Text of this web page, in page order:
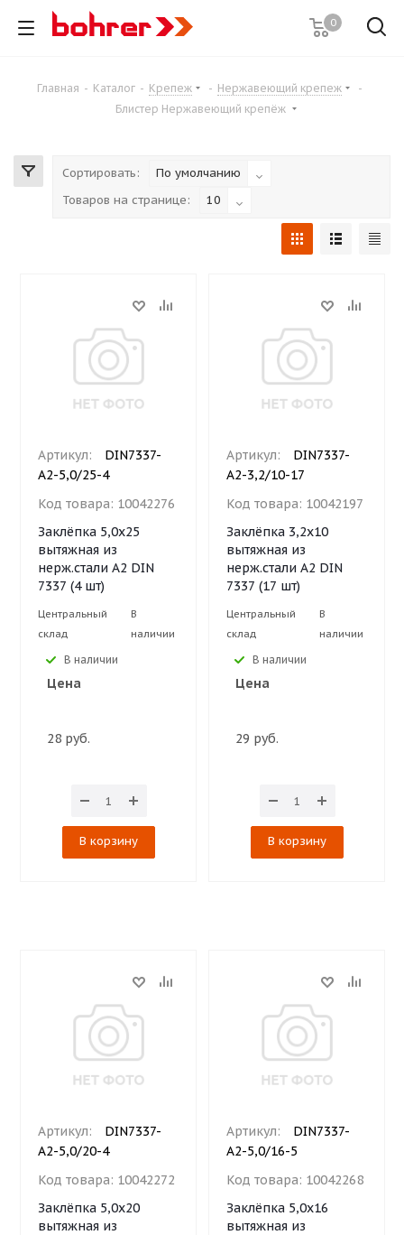
0
Главная - Каталог - Крепеж - Нержавеющий крепеж
-
Блистер Нержавеющий крепёж
Сортировать:
По умолчанию
Товаров на странице:
10
Артикул:
DIN7337-
A2-5,0/25-4
Код товара: 10042276
Заклёпка 5,0х25
вытяжная из
нерж.стали А2 DIN
7337 (4 шт)
Центральный
склад
В
наличии
В наличии
Цена
28 руб.
В корзину
Артикул:
DIN7337-
A2-3,2/10-17
Код товара: 10042197
Заклёпка 3,2х10
вытяжная из
нерж.стали А2 DIN
7337 (17 шт)
Центральный
склад
В
наличии
В наличии
Цена
29 руб.
В корзину
Артикул:
DIN7337-
A2-5,0/20-4
Код товара: 10042272
Заклёпка 5,0х20
вытяжная из
Артикул:
DIN7337-
A2-5,0/16-5
Код товара: 10042268
Заклёпка 5,0х16
вытяжная из